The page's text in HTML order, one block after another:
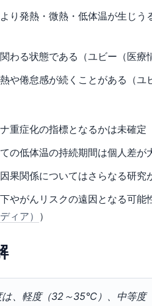
り発熱・微熱・低体温が生じ
わる状態である（ユビー（医療
や倦怠感が続くことがある（
重症化の指標となるかは未確定
の低体温の持続期間は個人差が
果関係についてはさらなる研究
やがんリスクの遠因となる可能
ィア） ）
、軽度（32～35°C）、中等度